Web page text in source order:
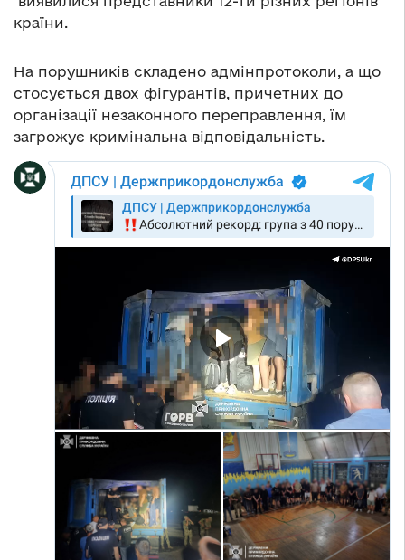
країни.
На порушників складено адмінпротоколи, а що
стосується двох фігурантів, причетних до
організації незаконного переправлення, їм
загрожує кримінальна відповідальність.